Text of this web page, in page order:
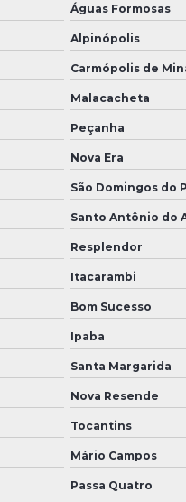
Águas Formosas
Alpinópolis
Carmópolis de
Malacacheta
Peçanha
Nova Era
São Domingos do
Santo Antônio do
Resplendor
Itacarambi
Bom Sucesso
Ipaba
Santa Margarida
Nova Resende
Tocantins
Mário Campos
Passa Quatro